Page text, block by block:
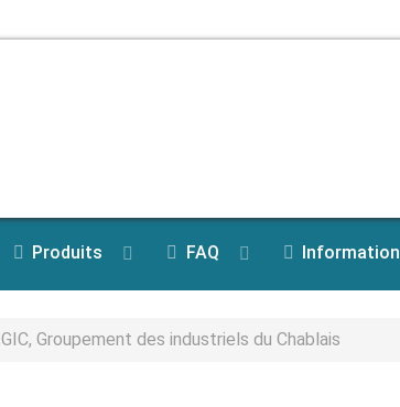
Produits FAQ Information
GIC, Groupement des industriels du Chablais